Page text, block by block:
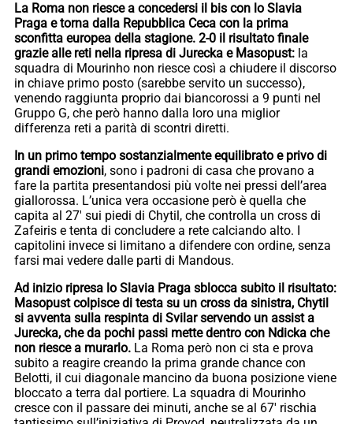
La Roma non riesce a concedersi il bis con lo Slavia
Praga e torna dalla Repubblica Ceca con la prima
sconfitta europea della stagione. 2-0 il risultato finale
grazie alle reti nella ripresa di Jurecka e Masopust: la
squadra di Mourinho non riesce così a chiudere il discorso
in chiave primo posto (sarebbe servito un successo),
venendo raggiunta proprio dai biancorossi a 9 punti nel
Gruppo G, che però hanno dalla loro una miglior
differenza reti a parità di scontri diretti.
In un primo tempo sostanzialmente equilibrato e privo di
grandi emozioni, sono i padroni di casa che provano a
fare la partita presentandosi più volte nei pressi dell’area
giallorossa. L’unica vera occasione però è quella che
capita al 27′ sui piedi di Chytil, che controlla un cross di
Zafeiris e tenta di concludere a rete calciando alto. I
capitolini invece si limitano a difendere con ordine, senza
farsi mai vedere dalle parti di Mandous.
Ad inizio ripresa lo Slavia Praga sblocca subito il risultato:
Masopust colpisce di testa su un cross da sinistra, Chytil
si avventa sulla respinta di Svilar servendo un assist a
Jurecka, che da pochi passi mette dentro con Ndicka che
non riesce a murarlo. La Roma però non ci sta e prova
subito a reagire creando la prima grande chance con
Belotti, il cui diagonale mancino da buona posizione viene
bloccato a terra dal portiere. La squadra di Mourinho
cresce con il passare dei minuti, anche se al 67′ rischia